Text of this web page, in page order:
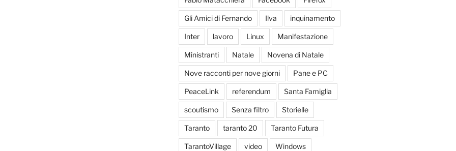
Gli Amici di Fernando Ilva inquinamento
Inter lavoro Linux Manifestazione
Ministranti Natale Novena di Natale
Nove racconti per nove giorni Pane e PC
PeaceLink referendum Santa Famiglia
scoutismo Senza filtro Storielle
Taranto taranto 20 Taranto Futura
TarantoVillage video Windows